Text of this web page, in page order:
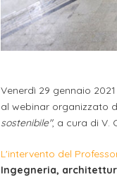
Venerdì 29 gennaio
al webinar organizzato
sostenibile", a cura di V.
L'intervento del
Ingegneria,